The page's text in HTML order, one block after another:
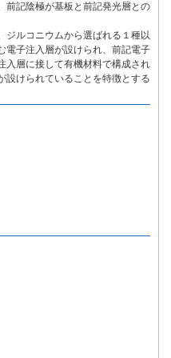
前記陰極が基板と前記発光層との
ジルコニウムから選ばれる１種以
電子注入層が設けられ、前記電子
入層に接して有機材料で構成され
設けられていることを特徴とする